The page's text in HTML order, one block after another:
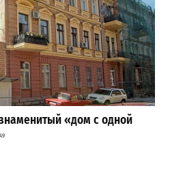
«дом с одной